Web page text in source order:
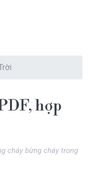
hợp
cháy bừng cháy trong